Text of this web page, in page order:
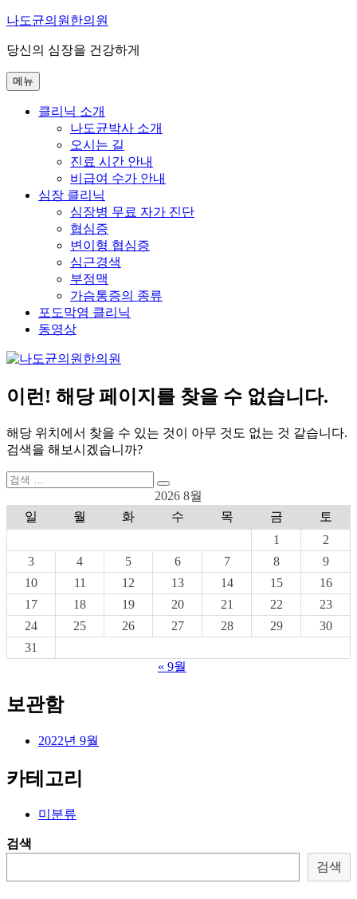
콘
츠
로
바
나도균의원한의원
당신의 심장을 건강하게
메뉴
클리닉 소개
나도균박사 소개
오시는 길
진료 시간 안내
비급여 수가 안내
심장 클리닉
심장병 무료 자가 진단
협심증
변이형 협심증
심근경색
부정맥
가슴통증의 종류
포도막염 클리닉
동영상
이런! 해당 페이지를 찾을 수 없습니다.
해당 위치에서 찾을 수 있는 것이 아무 것도 없는 것 같습니다.
검색을 해보시겠습니까?
검
검
색
2026 8월
일
월 화 수 목 금
토
1
2
3
4 5 6 7 8
9
10
11 12 13 14 15
16
17
18 19 20 21 22
23
24
25 26 27 28 29
30
31
« 9월
보관함
2022년 9월
카테고리
미분류
검색
검색